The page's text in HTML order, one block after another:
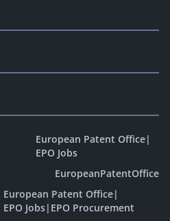
European Patent Office|
EPO Jobs
EuropeanPatentOffice
European Patent Office|
EPO Jobs| EPO Procurement